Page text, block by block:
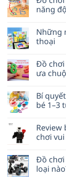
năng
Những
thoại
Đồ chơi
ưa
Bí
bé 1–3
chơi vui
Đồ chơi
loại